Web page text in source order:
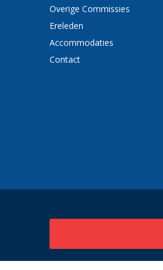
Overige Commissies
Ereleden
Accommodaties
Contact